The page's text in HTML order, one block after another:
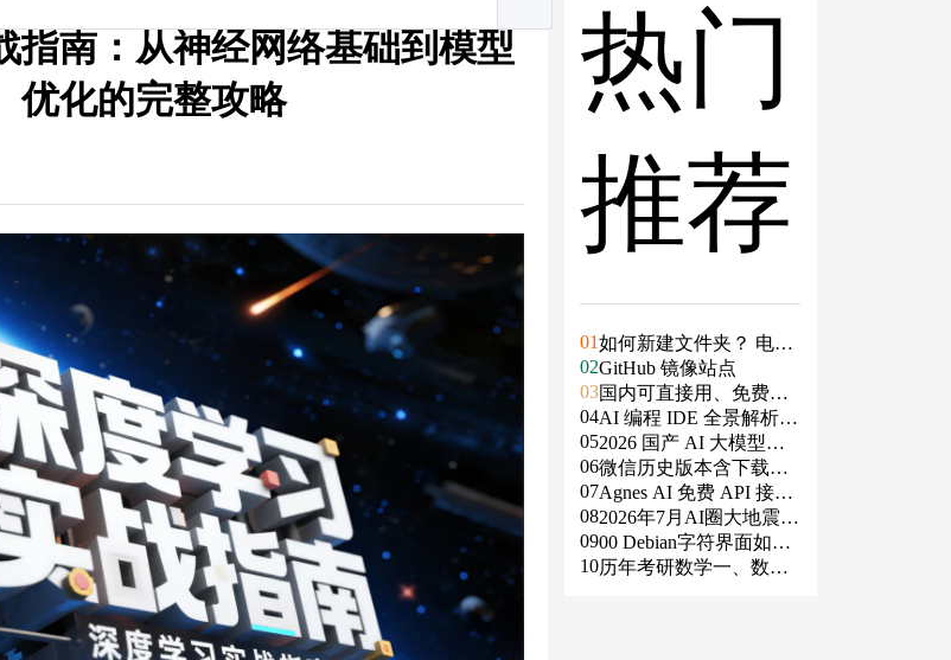
指南：从神经网络基础到模型
优化的完整攻略
热门
推荐
01如何新建文件夹？ 电脑
新建文件夹的4种方法
02GitHub 镜像站点
03国内可直接用、免费额
度/永久免费的大模型AP
I清单（含 SiliconFlow、
火山、阿里、智谱、百
度、Kimi、DeepSeek、
DMXAPI 等）
04AI 编程 IDE 全景解析 2
026：Agent 全面接管开
发链路
052026 国产 AI 大模型横
评：DeepSeek、通义千
问、Kimi、文心一言、
星火、豆包谁更能打？
06微信历史版本含下载地
址（ Windows PC | 安卓
| MAC ）及设置微信不
更新
07Agnes AI 免费 API 接入
指南：文本、生图、生
视频，一套接口全免费
082026年7月AI圈大地震：
GPT-5.6被政府限制、Cl
aude入驻Slack、Anthrop
0900 Debian字符界面如何
支持中文
10历年考研数学一、数学